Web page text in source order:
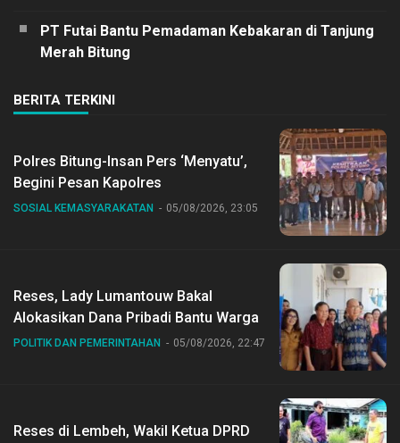
PT Futai Bantu Pemadaman Kebakaran di Tanjung
Merah Bitung
BERITA TERKINI
Polres Bitung-Insan Pers ‘Menyatu’,
Begini Pesan Kapolres
SOSIAL KEMASYARAKATAN 05/08/2026, 23:05
Reses, Lady Lumantouw Bakal
Alokasikan Dana Pribadi Bantu Warga
POLITIK DAN PEMERINTAHAN 05/08/2026, 22:47
Reses di Lembeh, Wakil Ketua DPRD